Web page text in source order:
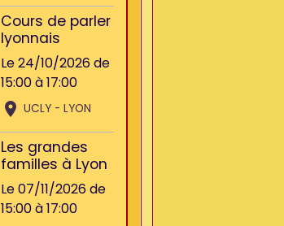
Cours de parler
lyonnais
Le 24/10/2026de
15:00à 17:00
UCLY - LYON
Les grandes
familles à Lyon
Le 07/11/2026de
15:00à 17:00